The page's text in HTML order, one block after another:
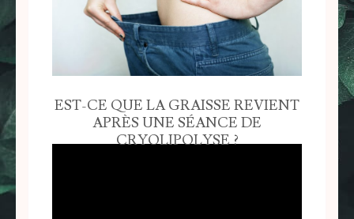
EST-CE QUE LA GRAISSE REVIENT
APRÈS UNE SÉANCE DE
CRYOLIPOLYSE ?